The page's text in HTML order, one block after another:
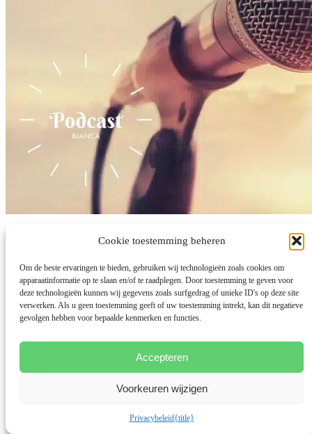
Cookie toestemming beheren
Om de beste ervaringen te bieden, gebruiken wij technologieën zoals cookies om
apparaatinformatie op te slaan en/of te raadplegen. Door toestemming te geven voor
deze technologieën kunnen wij gegevens zoals surfgedrag of unieke ID's op deze site
verwerken. Als u geen toestemming geeft of uw toestemming intrekt, kan dit negatieve
gevolgen hebben voor bepaalde kenmerken en functies.
Accepteren
Voorkeuren wijzigen
Privacybeleid{title}
doorBianca Meijsen|17 aug 2021|Balans Werk-Privé,Meer dan
Mama Podcast
In deze Meer dan Mama Podcast heb ik een gesprek met Saskia van
der Hilst over de, wat zij noemt, zwartste periode uit...
lees meer...